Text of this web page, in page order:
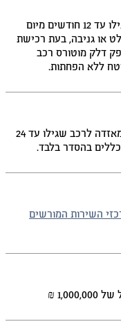
כיסוי של ״חדש תמורת ישן״ לרכב שגילו עד 12 חודשים מיום
או גניבה, בעת רכישת
דלק מוטורס רכב
ללא הפחתות.
שימוש בחלפים מקוריים חדשים של מאזדה לרכב שגילו עד 24
בהסדר בלבד.
השירות המורשים
₪